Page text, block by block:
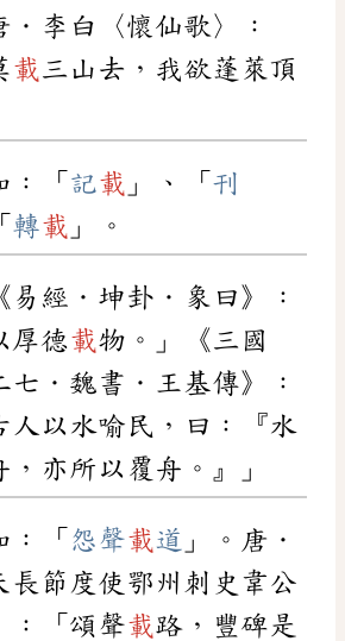
．李白〈懷仙歌〉：
載三山去，我欲蓬萊頂
：「 記載 」、「 刊
轉載 」。
易經．坤卦．象曰》：
厚德載物。」《三國
七．魏書．王基傳》：
人以水喻民，曰：『水
，亦所以覆舟。』」
：「 怨聲載道 」。唐．
長節度使鄂州刺史韋公
：「頌聲載路，豐碑是